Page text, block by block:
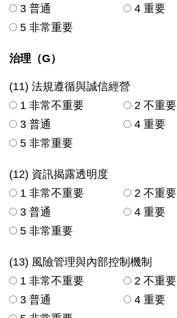
3 普通
4 重要
5 非常重要
治理（G）
(11) 法規遵循與誠信經營
1 非常不重要
2 不重要
3 普通
4 重要
5 非常重要
(12) 資訊揭露透明度
1 非常不重要
2 不重要
3 普通
4 重要
5 非常重要
(13) 風險管理與內部控制機制
1 非常不重要
2 不重要
3 普通
4 重要